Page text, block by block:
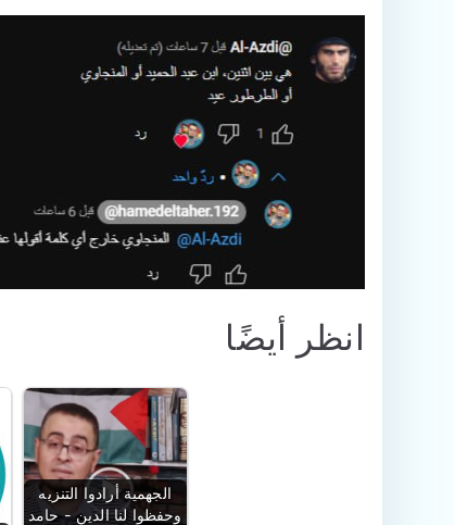
انظر أيضًا
الجهمية أرادوا التنزيه
وحفظوا لنا الدين - حامد